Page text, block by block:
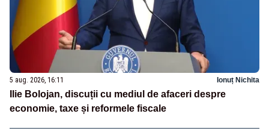
5 aug. 2026, 16:11 Ionuț Nichita
Ilie Bolojan, discuții cu mediul de afaceri despre
economie, taxe și reformele fiscale